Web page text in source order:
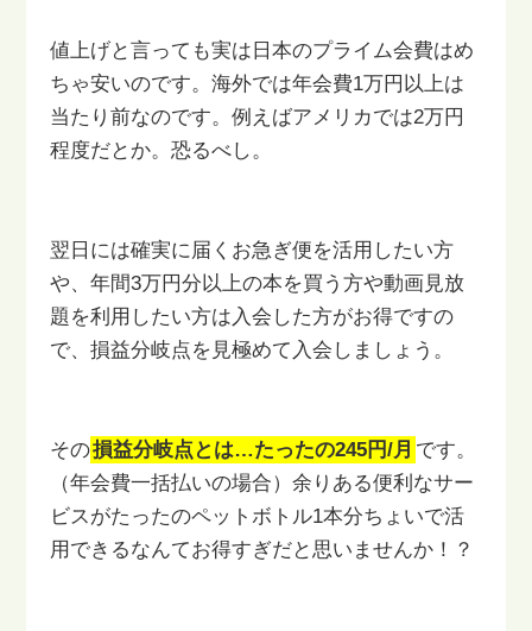
値上げと言っても実は日本のプライム会費はめ
ちゃ安いのです。海外では年会費1万円以上は
当たり前なのです。例えばアメリカでは2万円
程度だとか。恐るべし。
翌日には確実に届くお急ぎ便を活用したい方
や、年間3万円分以上の本を買う方や動画見放
題を利用したい方は入会した方がお得ですの
で、損益分岐点を見極めて入会しましょう。
その損益分岐点とは…たったの245円/月 です。
（年会費一括払いの場合）余りある便利なサー
ビスがたったのペットボトル1本分ちょいで活
用できるなんてお得すぎだと思いませんか！？